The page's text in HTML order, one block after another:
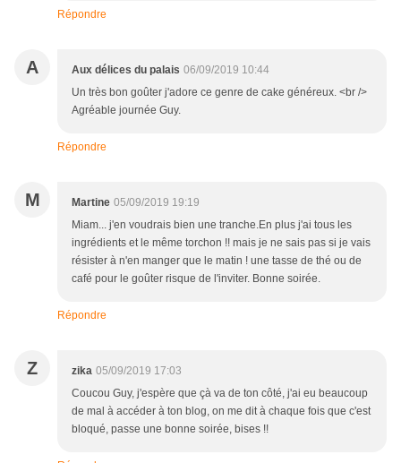
Répondre
A Aux délices du palais 06/09/2019 10:44
Un très bon goûter j'adore ce genre de cake généreux. <br />
Agréable journée Guy.
Répondre
M Martine 05/09/2019 19:19
Miam... j'en voudrais bien une tranche.En plus j'ai tous les
ingrédients et le même torchon !! mais je ne sais pas si je vais
résister à n'en manger que le matin ! une tasse de thé ou de
café pour le goûter risque de l'inviter. Bonne soirée.
Répondre
Z zika 05/09/2019 17:03
Coucou Guy, j'espère que çà va de ton côté, j'ai eu beaucoup
de mal à accéder à ton blog, on me dit à chaque fois que c'est
bloqué, passe une bonne soirée, bises !!